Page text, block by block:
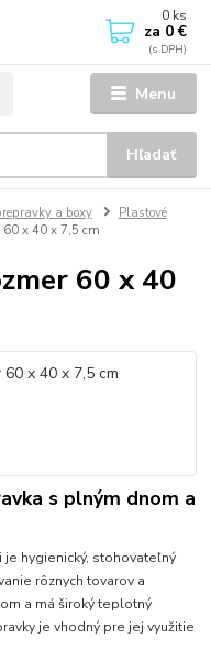
Menu
Hľadať
0 ks
za 0 €
a boxy
Plastové
60 x 40 x 7,5 cm
60 x 40
s plným dnom a
je hygienický, stohovateľný
rôznych tovarov a
a má široký teplotný
je vhodný pre jej využitie